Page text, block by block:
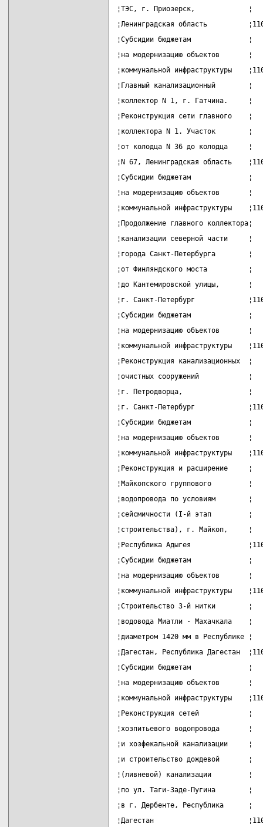
¦ТЭС, г. Приозерск,
¦Ленинградская область
¦Субсидии бюджетам
¦на модернизацию объектов
¦коммунальной инфраструктуры
¦Главный канализационный
¦коллектор N 1, г. Гатчина.
¦Реконструкция сети
¦коллектора N 1. Участок
¦от колодца N 36 до
¦N 67, Ленинградская область
¦Субсидии бюджетам
¦на модернизацию объектов
¦коммунальной инфраструктуры
¦Продолжение главного
¦канализации северной
¦города Санкт-Петербурга
¦от Финляндского моста
¦до Кантемировской улицы,
¦г. Санкт-Петербург
¦Субсидии бюджетам
¦на модернизацию объектов
¦коммунальной инфраструктуры
¦Реконструкция
¦очистных сооружений
¦г. Петродворца,
¦г. Санкт-Петербург
¦Субсидии бюджетам
¦на модернизацию объектов
¦коммунальной инфраструктуры
¦Реконструкция и
¦Майкопского группового
¦водопровода по условиям
¦сейсмичности (I-й этап
¦строительства), г.
¦Республика Адыгея
¦Субсидии бюджетам
¦на модернизацию объектов
¦коммунальной инфраструктуры
¦Строительство 3-й нитки
¦водовода Миатли -
¦диаметром 1420 мм в
¦Дагестан, Республика Дагестан
¦Субсидии бюджетам
¦на модернизацию объектов
¦коммунальной инфраструктуры
¦Реконструкция сетей
¦хозпитьевого водопровода
¦и хозфекальной
¦и строительство дождевой
¦(ливневой) канализации
¦по ул. Таги-Заде-Пугина
¦в г. Дербенте, Республика
¦Дагестан